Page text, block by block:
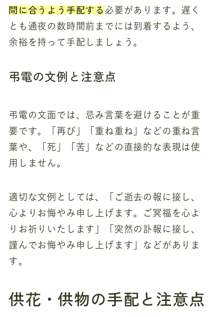
間に合うよう手配する必要があります。遅く
とも通夜の数時間前までには到着するよう、
余裕を持って手配しましょう。
弔電の文例と注意点
弔電の文面では、忌み言葉を避けることが重
要です。「再び」「重ね重ね」などの重ね言
葉や、「死」「苦」などの直接的な表現は使
用しません。
適切な文例としては、「ご逝去の報に接し、
心よりお悔やみ申し上げます。ご冥福を心よ
りお祈りいたします」「突然の訃報に接し、
謹んでお悔やみ申し上げます」などがありま
す。
供花・供物の手配と注意点